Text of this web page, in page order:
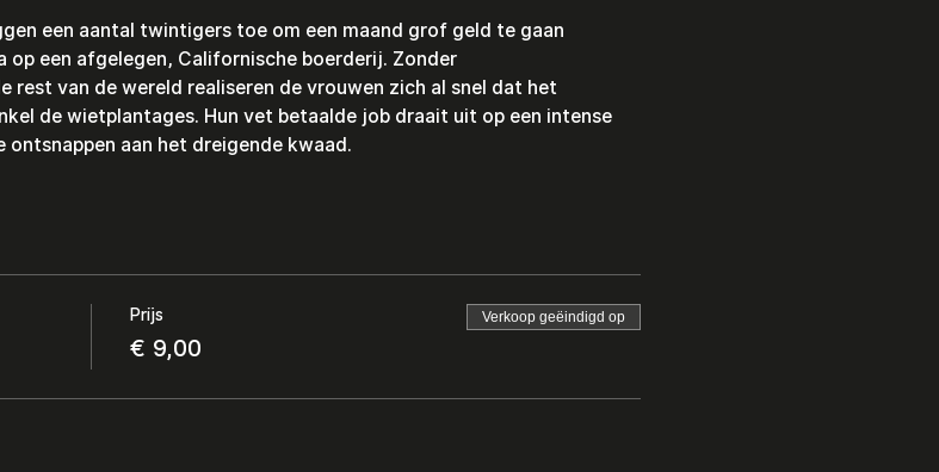
een aantal twintigers toe om een maand grof geld te gaan
op een afgelegen, Californische boerderij. Zonder
rest van de wereld realiseren de vrouwen zich al snel dat het
de wietplantages. Hun vet betaalde job draait uit op een intense
aan het dreigende kwaad.
Prijs
€ 9,00
Verkoop geëindigd op